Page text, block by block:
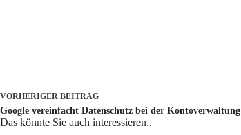
VORHERIGER BEITRAG
Google vereinfacht Datenschutz bei der Kontoverwaltung
Das könnte Sie auch interessieren..